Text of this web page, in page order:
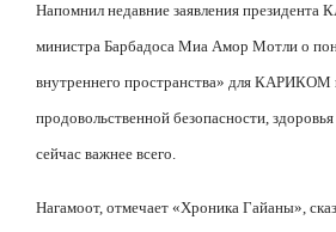
Напомнил недавние заявления
министра Барбадоса Миа Амор Мотли о
внутреннего пространства» для КАРИКОМ
продовольственной безопасности,
сейчас важнее всего.
Нагамоот, отмечает «Хроника Гайаны»,